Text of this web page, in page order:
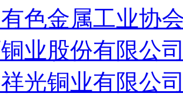
有色金属工业协
铜业股份有限公
祥光铜业有限公